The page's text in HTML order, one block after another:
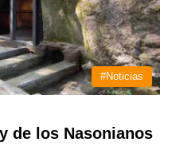
#Noticias
de los Nasonianos